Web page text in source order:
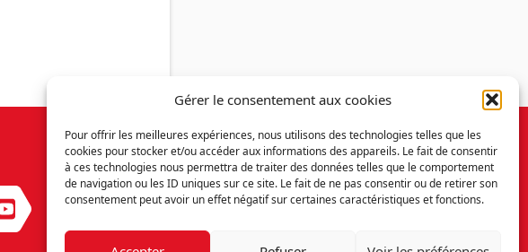
Gérer le consentement aux cookies
Pour offrir les meilleures expériences, nous utilisons des technologies telles que les
cookies pour stocker et/ou accéder aux informations des appareils. Le fait de consentir
à ces technologies nous permettra de traiter des données telles que le comportement
de navigation ou les ID uniques sur ce site. Le fait de ne pas consentir ou de retirer son
consentement peut avoir un effet négatif sur certaines caractéristiques et fonctions.